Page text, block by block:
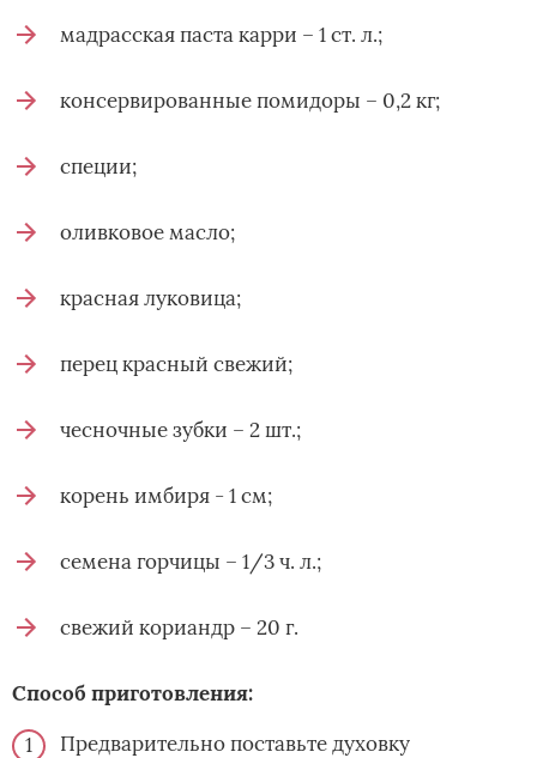
мадрасская паста карри – 1 ст. л.;
консервированные помидоры – 0,2 кг;
специи;
оливковое масло;
красная луковица;
перец красный свежий;
чесночные зубки – 2 шт.;
корень имбиря - 1 см;
семена горчицы – 1/3 ч. л.;
свежий кориандр – 20 г.
Способ приготовления:
Предварительно поставьте духовку